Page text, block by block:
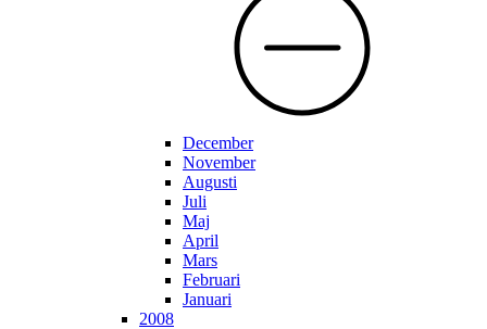
December
November
Augusti
Juli
Maj
April
Mars
Februari
Januari
2008